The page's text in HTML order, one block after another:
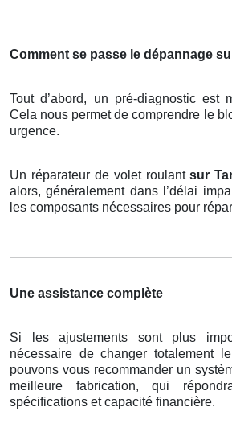
Comment se passe le dépannage
Tout d’abord, un pré-diagnostic est
Cela nous permet de comprendre le
urgence.
Un réparateur de volet roulantsur
alors, généralement dans l’délai
les composants nécessaires pour
Une assistance complète
Si les ajustements sont plus
nécessaire de changer totalement
pouvons vous recommander un
meilleure fabrication, qui
spécifications et capacité financière.